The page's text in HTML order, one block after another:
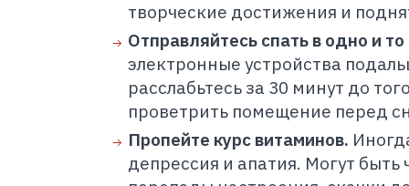
творческие достижения и
Отправляйтесь спать в одно и
электронные устройства
расслабьтесь за 30 минут до
проветрить помещение перед
Пропейте курс витаминов.
депрессия и апатия. Могут быть